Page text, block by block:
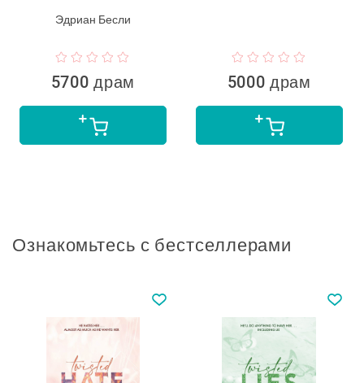
Эдриан Бесли
5700 драм 5000 драм
Ознакомьтесь с бестселлерами